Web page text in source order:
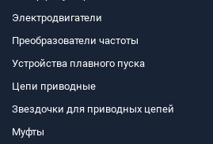
Электродвигатели
Преобразователи частоты
Устройства плавного пуска
Цепи приводные
Звездочки для приводных цепей
Муфты